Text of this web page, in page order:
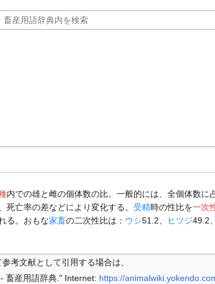
内での雄と雌の個体数の比。一般的には、全個体数
死亡率の差などにより変化する。 受精時の性比を一次
る。おもな家畜の二次性比は： ウシ51.2、 ヒツジ49.2、
考文献として引用する場合は、
畜産用語辞典." Internet: https://